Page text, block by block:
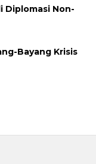
Diplomasi Non-
Bayang Krisis